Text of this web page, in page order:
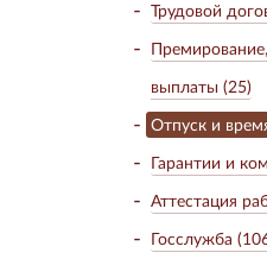
Трудовой
выплаты (25)
Отпуск и
Гарантии и
Аттестация
Госслужба